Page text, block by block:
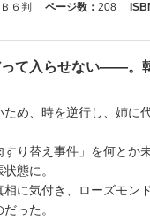
Ｂ６判 ページ数： 208
て入らせない――。
ため、時を逆行し、姉に
り替え事件」を何とか
態に。
に気付き、ローズモン
った。